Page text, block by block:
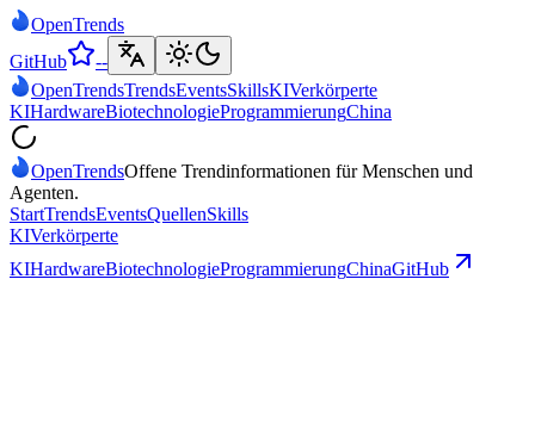
OpenTrends
GitHub
--
OpenTrendsTrendsEventsSkillsKIVerkörperte
KIHardwareBiotechnologieProgrammierungChina
OpenTrendsOffene Trendinformationen für Menschen und
Agenten.
StartTrendsEventsQuellenSkills
KIVerkörperte
KIHardwareBiotechnologieProgrammierungChinaGitHub